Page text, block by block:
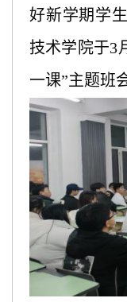
好新学期学
技术学院于3
一课”主题班